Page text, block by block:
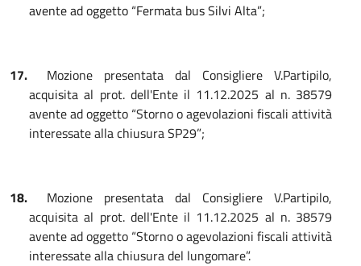
avente ad oggetto “Fermata bus Silvi Alta”;
17.
Mozione presentata dal Consigliere V.Partipilo,
acquisita al prot. dell'Ente il 11.12.2025 al n. 38579
avente ad oggetto “Storno o agevolazioni fiscali attività
interessate alla chiusura SP29”;
18.
Mozione presentata dal Consigliere V.Partipilo,
acquisita al prot. dell'Ente il 11.12.2025 al n. 38579
avente ad oggetto “Storno o agevolazioni fiscali attività
interessate alla chiusura del lungomare”.